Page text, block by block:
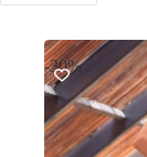
-30%